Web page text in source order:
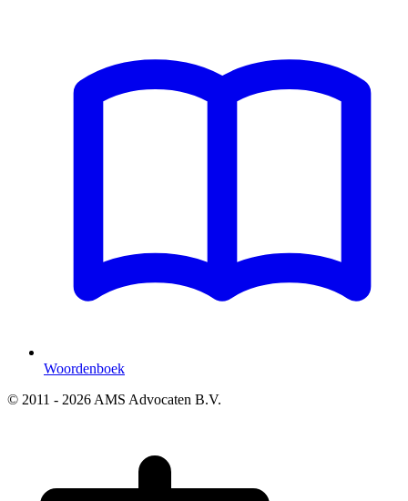
Woordenboek
© 2011 - 2026 AMS Advocaten B.V.